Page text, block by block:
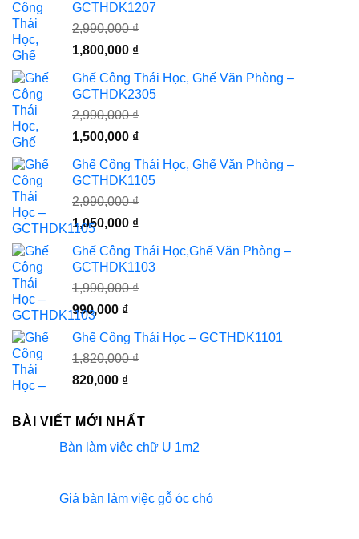
GCTHDK1207
2,990,000₫
Giá
là:
2,990,000 ₫.
1,800,000 ₫Giá
tại
là:
1,800,000 ₫.
Ghế Công Thái Học, Ghế Văn Phòng –
GCTHDK2305
2,990,000₫
Giá
là:
2,990,000 ₫.
1,500,000 ₫Giá
tại
là:
1,500,000 ₫.
Ghế Công Thái Học, Ghế Văn Phòng –
GCTHDK1105
2,990,000₫
Giá
là:
2,990,000 ₫.
1,050,000 ₫Giá
tại
là:
1,050,000 ₫.
Ghế Công Thái Học,Ghế Văn Phòng –
GCTHDK1103
1,990,000₫
Giá
là:
1,990,000 ₫.
990,000 ₫Giá
tại
là:
990,000 ₫.
Ghế Công Thái Học – GCTHDK1101
1,820,000₫
Giá
là:
1,820,000 ₫.
820,000 ₫Giá
tại
là:
820,000 ₫.
BÀI VIẾT MỚI NHẤT
Bàn làm việc chữ U 1m2
Giá bàn làm việc gỗ óc chó